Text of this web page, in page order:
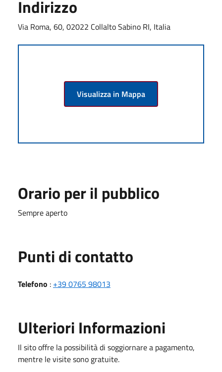
Indirizzo
Via Roma, 60, 02022 Collalto Sabino RI, Italia
Visualizza in Mappa
Orario per il pubblico
Sempre aperto
Punti di contatto
Telefono : +39 0765 98013
Ulteriori Informazioni
Il sito offre la possibilità di soggiornare a pagamento,
mentre le visite sono gratuite.